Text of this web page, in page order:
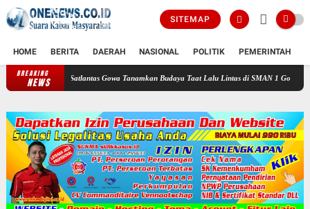
SITEMAP
HOME BERITA DAERAH NASIONAL POLITIK PEMERINTAH
BREAKING
NEWS
Satlantas Gowa Tanamkan Budaya Taat Lalu Lintas di SMAN 1 Gowa Pemkot